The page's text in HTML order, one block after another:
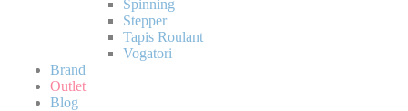
Spinning
Stepper
Tapis Roulant
Vogatori
Brand
Outlet
Blog